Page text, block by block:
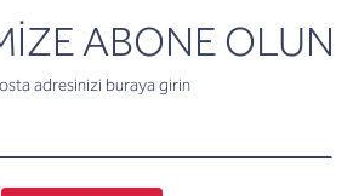
ABONE OLUN
adresinizi buraya girin
newsletter